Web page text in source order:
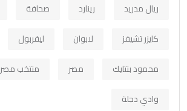
ريال مدريد
رينارد صحافة
كايزر تشيفز
لابوان ليفربول
محمود بنتايك
مصر
منتخب مصر
وادي دجلة